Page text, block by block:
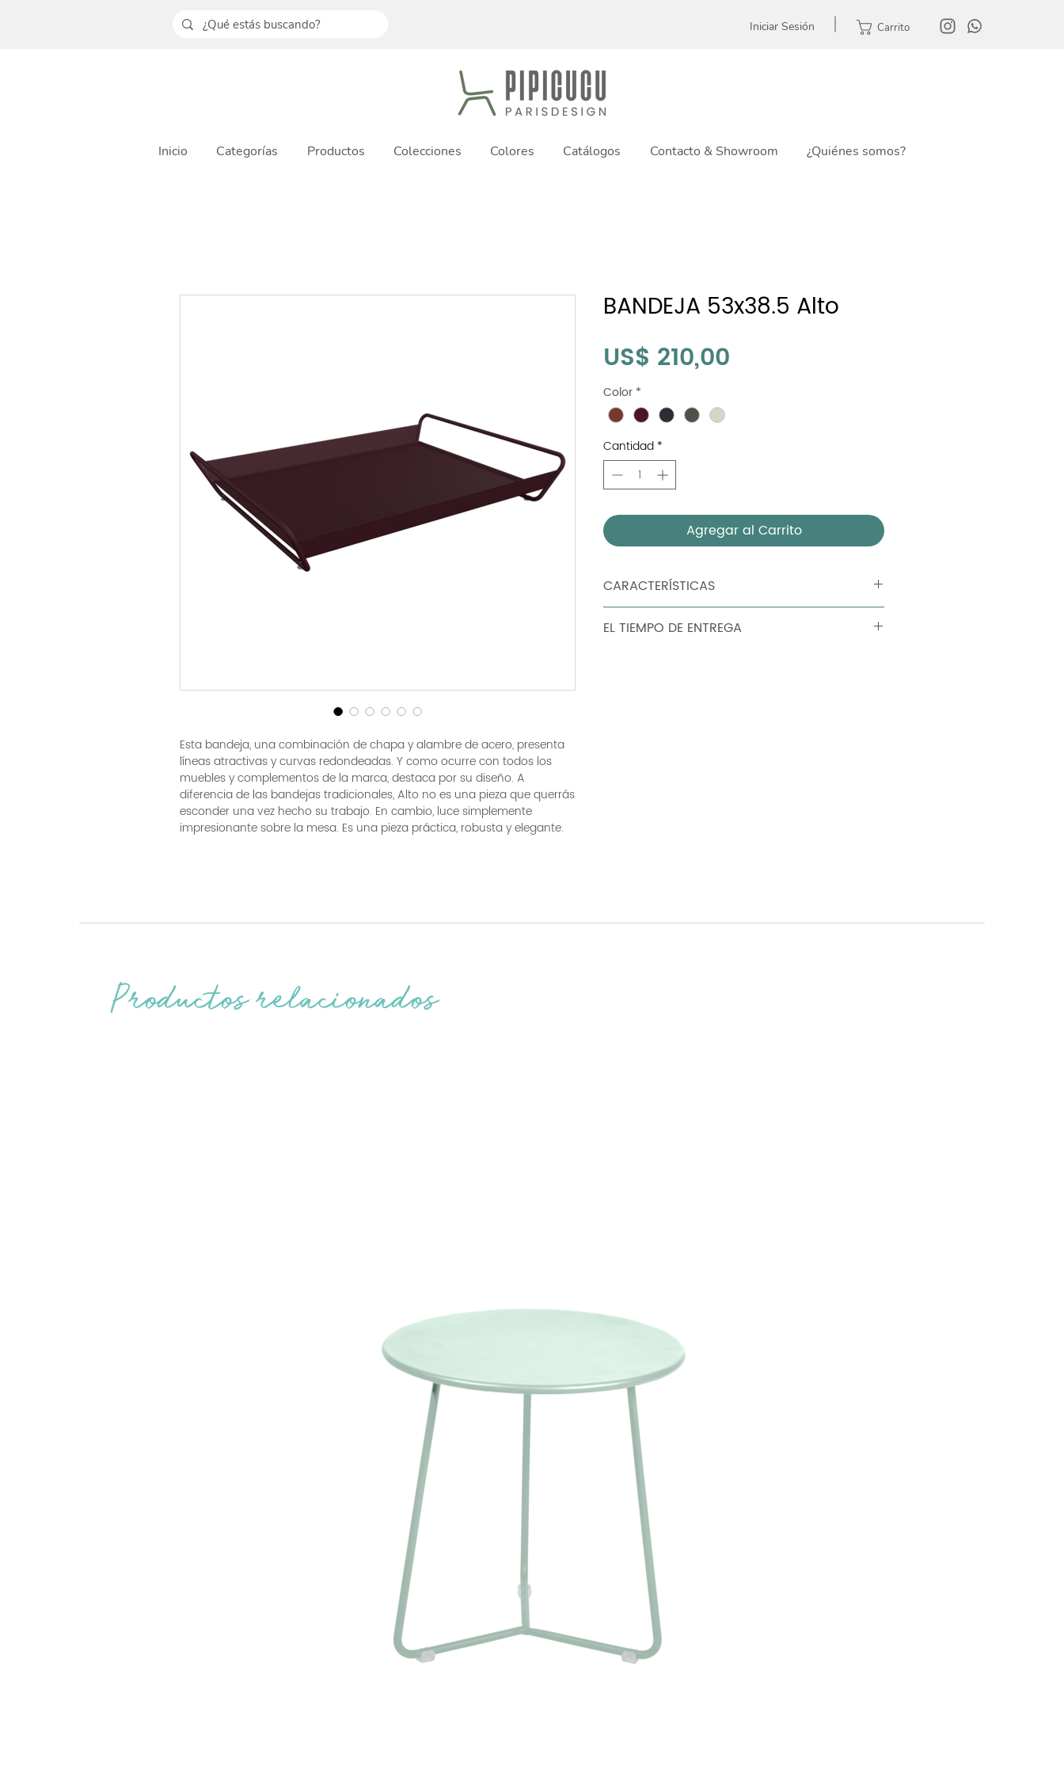
Iniciar Sesión Carrito
Inicio Categorías Productos Colecciones Colores Catálogos Contacto & Showroom ¿Quiénes somos?
Esta bandeja, una combinación de chapa y alambre de acero, presenta
líneas atractivas y curvas redondeadas. Y como ocurre con todos los
muebles y complementos de la marca, destaca por su diseño. A
diferencia de las bandejas tradicionales, Alto no es una pieza que querrás
esconder una vez hecho su trabajo. En cambio, luce simplemente
impresionante sobre la mesa. Es una pieza práctica, robusta y elegante.
BANDEJA 53x38.5 Alto
US$ 210,00
Color *
Cantidad *
Agregar al Carrito
CARACTERÍSTICAS
EL TIEMPO DE ENTREGA
Productos relacionados